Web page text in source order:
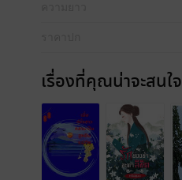
เรื่องที่คุณน่าจะสนใจ